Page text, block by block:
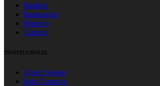
Paulista
Paranaense
Mineiro
Carioca
INSTITUCIONAL
Quem Somos
Fale Conosco